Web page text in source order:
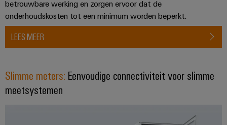
technologie
voor
energietransitie
gemaakte
kabelassemblages
Gemonteerde
betrouwbare werking en zorgen ervoor dat de
onderhoudskosten tot een minimum worden beperkt.
LEES MEER
Slimme meters: Eenvoudige connectiviteit voor slimme
meetsystemen